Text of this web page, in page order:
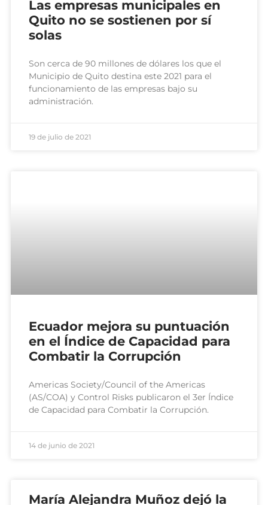
Las empresas municipales en
Quito no se sostienen por sí
solas
Son cerca de 90 millones de dólares los que el
Municipio de Quito destina este 2021 para el
funcionamiento de las empresas bajo su
administración.
19 de julio de 2021
Ecuador mejora su puntuación
en el Índice de Capacidad para
Combatir la Corrupción
Americas Society/Council of the Americas
(AS/COA) y Control Risks publicaron el 3er Índice
de Capacidad para Combatir la Corrupción.
14 de junio de 2021
María Alejandra Muñoz dejó la